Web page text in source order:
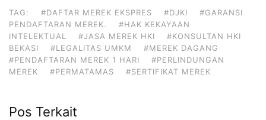
TAG: #DAFTAR MEREK EKSPRES #DJKI
#GARANSI
PENDAFTARAN MEREK.
#HAK KEKAYAAN
INTELEKTUAL
#JASA MEREK HKI
#KONSULTAN HKI
BEKASI
#LEGALITAS UMKM
#MEREK DAGANG
#PENDAFTARAN MEREK 1 HARI
#PERLINDUNGAN
MEREK
#PERMATAMAS #SERTIFIKAT MEREK
Pos Terkait